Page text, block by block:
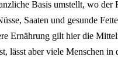
Basis umstellt, wo
Saaten und gesunde
Ernährung gilt hier die
lässt aber viele Menschen in